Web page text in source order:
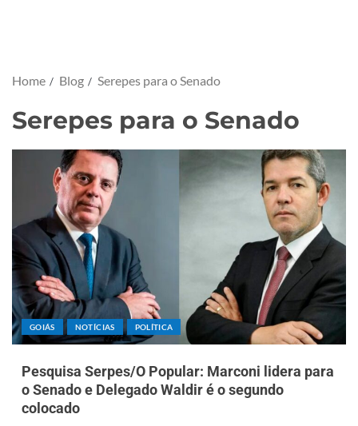
Home Blog Serepes para o Senado
Serepes para o Senado
GOIÁS NOTÍCIAS POLÍTICA
Pesquisa Serpes/O Popular: Marconi lidera para
o Senado e Delegado Waldir é o segundo
colocado